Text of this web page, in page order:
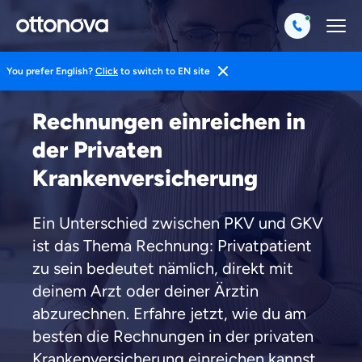
You prefer English? Click to switch to EN site
Rechnungen einreichen in
der Privaten
Krankenversicherung
Ein Unterschied zwischen PKV und GKV
ist das Thema Rechnung: Privatpatient
zu sein bedeutet nämlich, direkt mit
deinem Arzt oder deiner Ärztin
abzurechnen. Erfahre jetzt, wie du am
besten die Rechnungen in der privaten